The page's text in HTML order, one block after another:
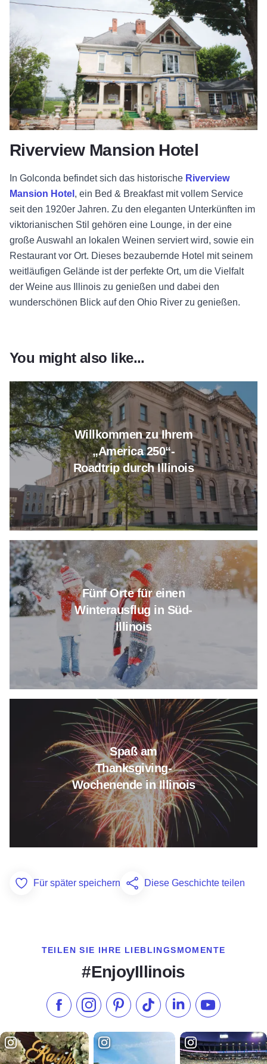
Riverview Mansion Hotel
In Golconda befindet sich das historische Riverview
Mansion Hotel , ein Bed & Breakfast mit vollem Service
seit den 1920er Jahren. Zu den eleganten Unterkünften im
viktorianischen Stil gehören eine Lounge, in der eine
große Auswahl an lokalen Weinen serviert wird, sowie ein
Restaurant vor Ort. Dieses bezaubernde Hotel mit seinem
weitläufigen Gelände ist der perfekte Ort, um die Vielfalt
der Weine aus Illinois zu genießen und dabei den
wunderschönen Blick auf den Ohio River zu genießen.
You might also like...
Willkommen zu Ihrem
„America 250“-
Roadtrip durch Illinois
Erfahren Sie mehr über
Fünf Orte für einen
Winterausflug in Süd-
Illinois
Erfahren Sie mehr über Fünf
Spaß am
Thanksgiving-
Wochenende in Illinois
Lesen Sie mehr über
Add to Favorites
Für später speichern Diese Geschichte teilen
TEILEN SIE IHRE LIEBLINGSMOMENTE
#EnjoyIllinois
Liken Sie uns auf Facebook
Folgen Sie uns auf Instagram
Besuchen Sie unser Pinterest
Folgen Sie uns auf TikTok
Folgen Sie uns auf
Abonnieren